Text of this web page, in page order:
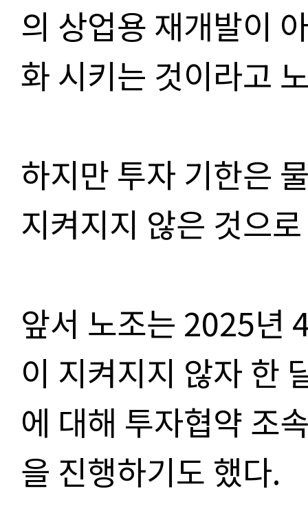
의 상업용 재개발이
화 시키는 것이라고
하지만 투자 기한은
지켜지지 않은 것으
앞서 노조는 2025년
이 지켜지지 않자 한
에 대해 투자협약 조
을 진행하기도 했다.